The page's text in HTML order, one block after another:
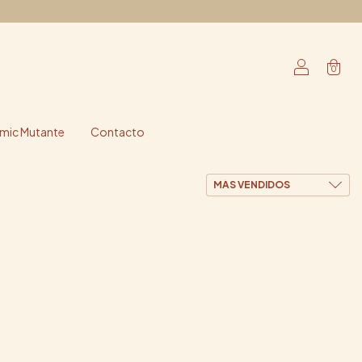
0
Mutante Contacto